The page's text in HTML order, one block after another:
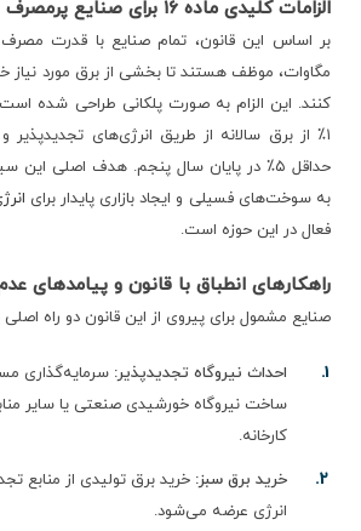
الزامات کلیدی ماده ۱۶ برای صنایع پرمصرف
بر اساس این قانون، تمام صنایع با قدرت
مگاوات، موظف هستند تا بخشی از برق مورد نیاز
کنند. این الزام به صورت پلکانی طراحی شده
۱٪ از برق سالانه از طریق انرژی‌های
حداقل ۵٪ در پایان سال پنجم. هدف اصلی
به سوخت‌های فسیلی و ایجاد بازاری پایدار برای
فعال در این حوزه است.
راهکارهای انطباق با قانون و پیامدهای
صنایع مشمول برای پیروی از این قانون دو راه
احداث نیروگاه تجدیدپذیر: سرمایه‌گذاری
ساخت نیروگاه خورشیدی صنعتی یا سایر
کارخانه.
خرید برق سبز: خرید برق تولیدی از منابع
انرژی عرضه می‌شود.